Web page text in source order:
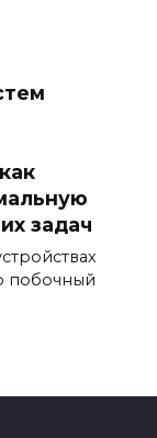
задач
побочный